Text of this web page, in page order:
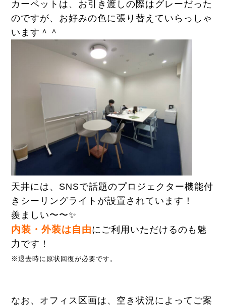
カーペットは、お引き渡しの際はグレーだった
のですが、お好みの色に張り替えていらっしゃ
います＾＾
天井には、SNSで話題のプロジェクター機能付
きシーリングライトが設置されています！
羨ましい〜〜✨
内装・外装は自由にご利用いただけるのも魅
力です！
※退去時に原状回復が必要です。
なお、オフィス区画は、空き状況によってご案